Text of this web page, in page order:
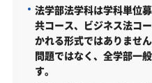
度）
全学部一般選抜〈3
大学入学共通テスト
法学部法学科は学科単位
共コース、ビジネス法コ
かれる形式ではありませ
問題ではなく、全学部一
す。